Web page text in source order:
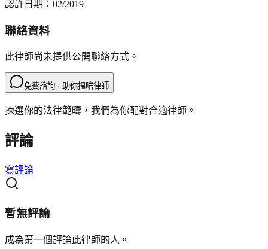
認許日期： 02/2019
聯絡資料
此律師尚未提供公開聯絡方式。
免費諮詢 · 助你搵啱律師
揀選你的法律範疇，我們為你配對合適律師。
評論
寫評論
暫無評論
成為第一個評論此律師的人。